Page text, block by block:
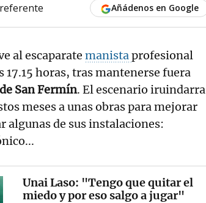
Añádenos en Google
al escaparate manistaprofesional
17.15 horas, tras mantenerse fuera
San Fermín. El escenario iruindarra
meses a unas obras para mejorar
de sus instalaciones:
Unai Laso: "Tengo que quitar el
miedo y por eso salgo a jugar"